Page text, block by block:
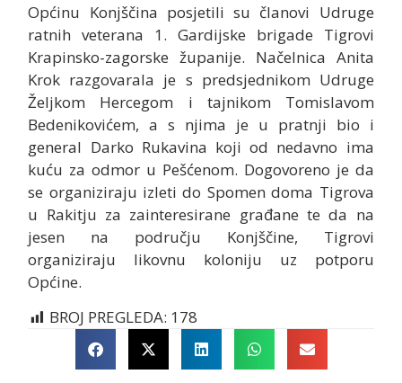
Općinu Konjščina posjetili su članovi Udruge
ratnih veterana 1. Gardijske brigade Tigrovi
Krapinsko-zagorske županije. Načelnica Anita
Krok razgovarala je s predsjednikom Udruge
Željkom Hercegom i tajnikom Tomislavom
Bedenikovićem, a s njima je u pratnji bio i
general Darko Rukavina koji od nedavno ima
kuću za odmor u Pešćenom. Dogovoreno je da
se organiziraju izleti do Spomen doma Tigrova
u Rakitju za zainteresirane građane te da na
jesen na području Konjščine, Tigrovi
organiziraju likovnu koloniju uz potporu
Općine.
BROJ PREGLEDA: 178